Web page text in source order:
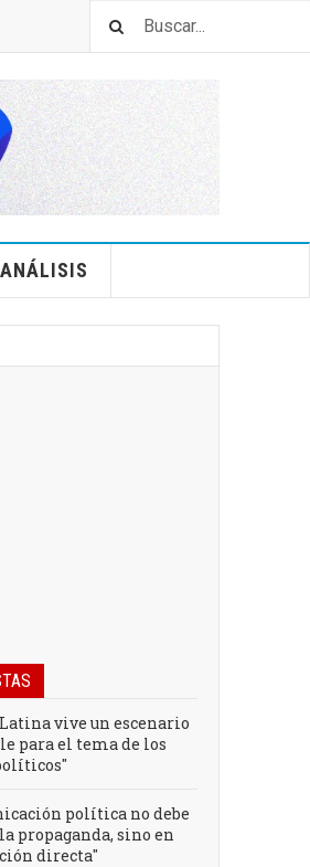
ANÁLISIS
vive un escenario
para el tema de los
política no debe
propaganda, sino en
directa"